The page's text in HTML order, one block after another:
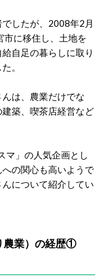
したが、2008年2月
市に移住し、土地を
自足の暮らしに取り
。
んは、農業だけでな
築、喫茶店経営など
マ」の人気企画とし
の関心も高いようで
について紹介してい
農業）の経歴①